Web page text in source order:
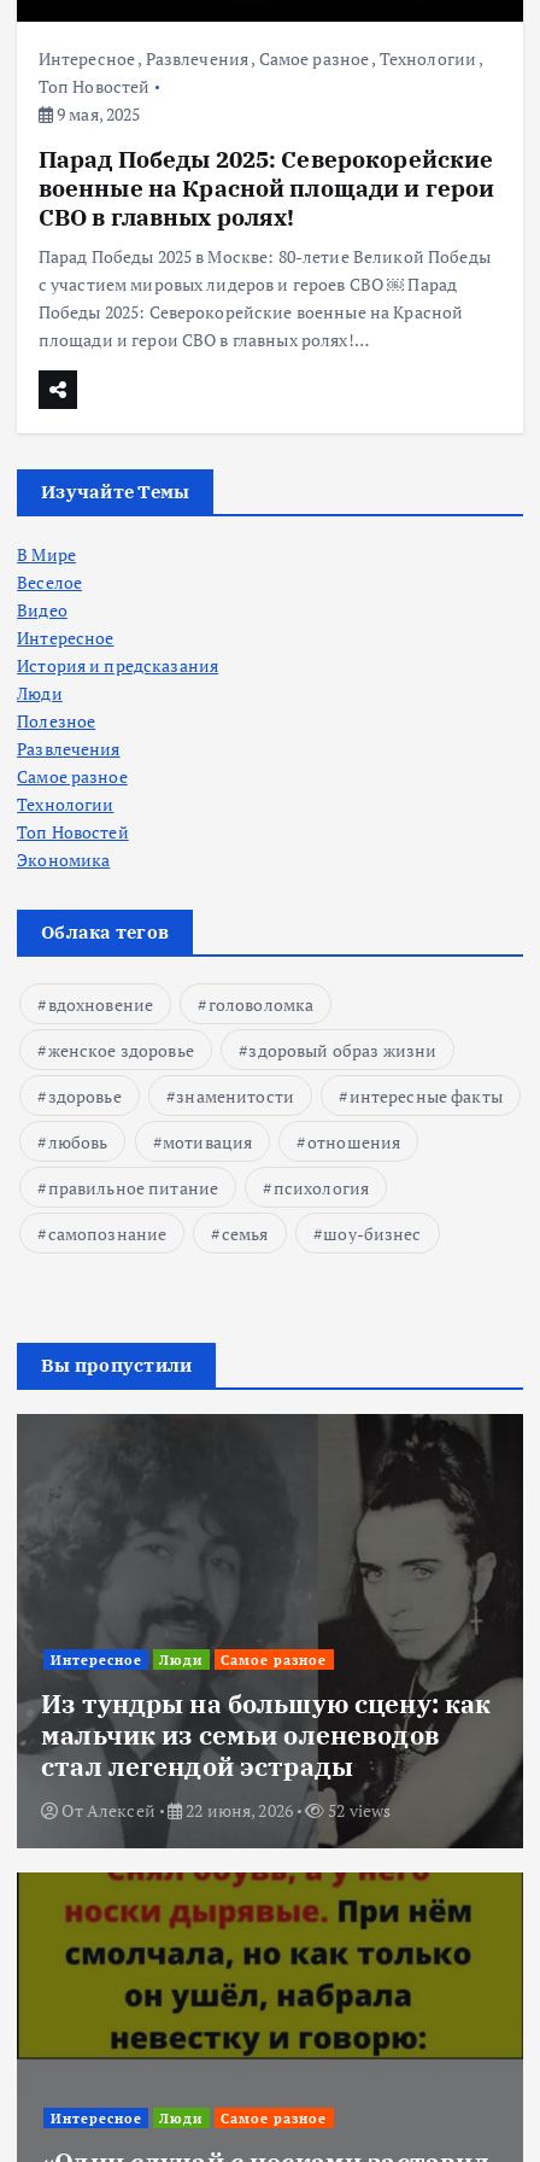
Интересное, Развлечения, Самое разное, Технологии ,
Топ Новостей
9 мая, 2025
Парад Победы 2025: Северокорейские
военные на Красной площади и герои
СВО в главных ролях!
Парад Победы 2025 в Москве: 80-летие Великой Победы
с участием мировых лидеров и героев СВО ￼ Парад
Победы 2025: Северокорейские военные на Красной
площади и герои СВО в главных ролях!…
Изучайте Темы
В Мире
Веселое
Видео
Интересное
История и предсказания
Люди
Полезное
Развлечения
Самое разное
Технологии
Топ Новостей
Экономика
Облака тегов
вдохновение
головоломка
женское здоровье
здоровый образ жизни
здоровье
знаменитости
интересные факты
любовь
мотивация
отношения
правильное питание
психология
самопознание
семья шоу-бизнес
Вы пропустили
Интересное Люди Самое разное
Из тундры на большую сцену: как
мальчик из семьи оленеводов
стал легендой эстрады
ОтАлексей 22 июня, 2026 52 views
Интересное Люди Самое разное